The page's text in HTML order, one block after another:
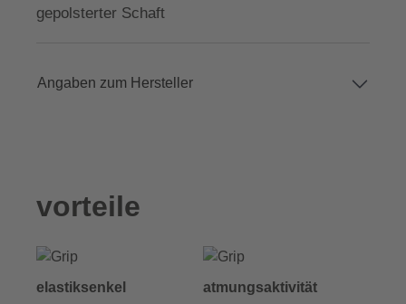
gepolsterter Schaft
Angaben zum Hersteller
vorteile
elastiksenkel
atmungsaktivität